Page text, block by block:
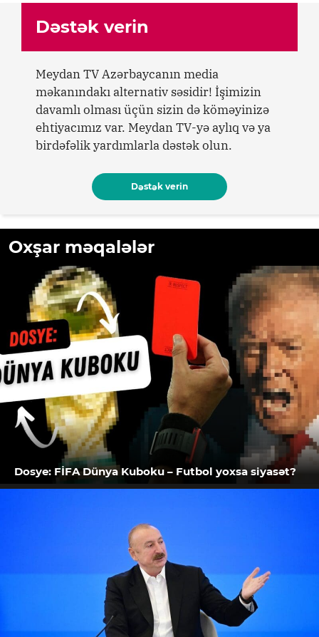
Dəstək verin
Meydan TV Azərbaycanın media
məkanındakı alternativ səsidir! İşimizin
davamlı olması üçün sizin də köməyinizə
ehtiyacımız var. Meydan TV-yə aylıq və ya
birdəfəlik yardımlarla dəstək olun.
Dəstək verin
Oxşar məqalələr
Dosye: FİFA Dünya Kuboku – Futbol yoxsa siyasət?